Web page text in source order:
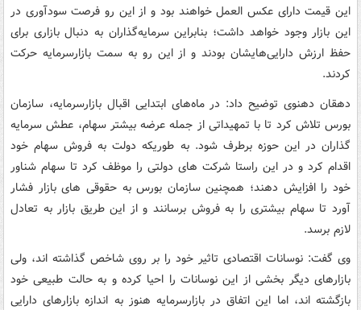
این قیمت دارای عکس العمل خواهند بود و از این رو فرصت سودآوری در
این بازار وجود خواهد داشت؛ بنابراین سرمایه‌گذاران به دنبال بازاری برای
حفظ ارزش دارایی‌هایشان بودند و از این رو به سمت بازارسرمایه حرکت
کردند.
دهقان دهنوی توضیح داد: در ماه‌های ابتدایی اقبال بازارسرمایه، سازمان
بورس تلاش کرد تا با تمهیداتی از جمله عرضه بیشتر سهام، عطش سرمایه
گذاران در این حوزه برطرف شود. به طوریکه دولت به فروش سهام خود
اقدام کرد و در این راستا شرکت های دولتی را موظف کرد تا سهام شناور
خود را افزایش دهند؛ همچنین سازمان بورس به حقوقی های بازار فشار
آورد تا سهام بیشتری را به فروش برسانند و از این طریق بازار به تعادل
لازم برسد.
وی گفت: نوسانات اقتصادی تاثیر خود را بر روی شاخص گذاشته اند، ولی
بازارهای دیگر بخشی از این نوسانات را احیا کرده و به حالت طبیعی خود
بازگشته اند، اما این اتفاق در بازارسرمایه هنوز به اندازه بازارهای دارایی